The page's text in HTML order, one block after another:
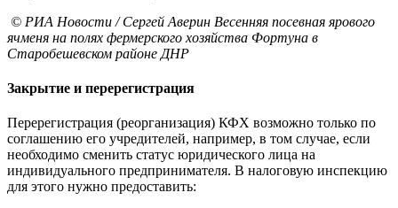
© РИА Новости / Сергей Аверин Весенняя посевная ярового
ячменя на полях фермерского хозяйства Фортуна в
Старобешевском районе ДНР
Закрытие и перерегистрация
Перерегистрация (реорганизация) КФХ возможно только по
соглашению его учредителей, например, в том случае, если
необходимо сменить статус юридического лица на
индивидуального предпринимателя. В налоговую инспекцию
для этого нужно предоставить: